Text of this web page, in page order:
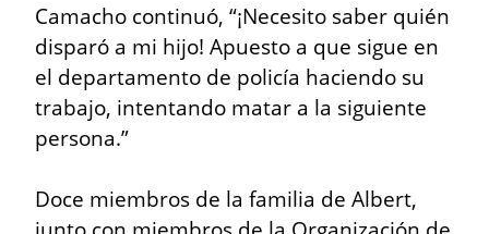
Camacho continuó, “¡Necesito saber quién
disparó a mi hijo! Apuesto a que sigue en
el departamento de policía haciendo su
trabajo, intentando matar a la siguiente
persona.”
Doce miembros de la familia de Albert,